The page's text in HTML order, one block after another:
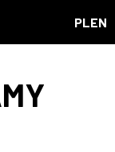
PL EN